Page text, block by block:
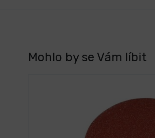
Mohlo by se Vám líbit